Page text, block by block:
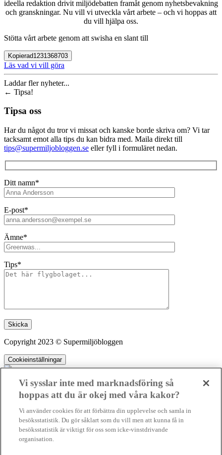
ideella redaktion drivit miljödebatten framåt genom nyhetsbevakning
och granskningar. Nu vill vi utveckla vårt arbete – och vi hoppas att
du vill hjälpa oss.
Stötta vårt arbete genom att swisha en slant till
Kopierad1231368703
Läs vad vi vill göra
Laddar fler nyheter...
← Tipsa!
Tipsa oss
Har du något du tror vi missat och kanske borde skriva om? Vi tar
tacksamt emot alla tips du kan bidra med. Maila direkt till
tips@supermiljobloggen.se eller fyll i formuläret nedan.
Ditt namn*
E-post*
Ämne*
Tips*
Lämna detta fält tomt.
Copyright 2023 © Supermiljöbloggen
Cookieinställningar
ideella redaktion drivit miljödebatten framåt genom nyhetsbevakning
och granskningar. Nu vill vi utveckla vårt arbete – och vi hoppas att
du vill hjälpa oss.
Vi sysslar inte med marknadsföring så
hoppas att du är okej med våra kakor?
Vi använder cookies för att förbättra din upplevelse och samla in
besöksstatistik. Du gör såklart som du vill men att kunna få in
besöksstatistik är viktigt för oss som icke-vinstdrivande
organisation.